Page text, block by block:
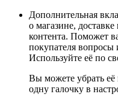
Дополнительная
о магазине,
контента. Поможет
покупателя вопросы
Используйте её по
Вы можете убрать её
одну галочку в